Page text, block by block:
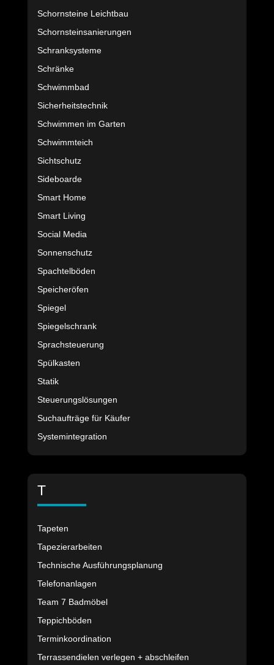
Schornsteine Leichtbau
Schornsteinsanierungen
Schranksysteme
Schränke
Schwimmbad
Sicherheitstechnik
Schwimmen im Garten
Schwimmteich
Sichtschutz
Sideboarde
Smart Home
Smart Living
Social Media
Sonnenschutz
Spachtelböden
Speicheröfen
Spiegel
Spiegelschrank
Sprachsteuerung
Spülkasten
Statik
Steuerungslösungen
Suchaufträge für Käufer
Systemintegration
T
Tapeten
Tapezierarbeiten
Technische Ausführungsplanung
Telefonanlagen
Team 7 Badmöbel
Teppichböden
Terminkoordination
Terrassendielen verlegen + abschleifen